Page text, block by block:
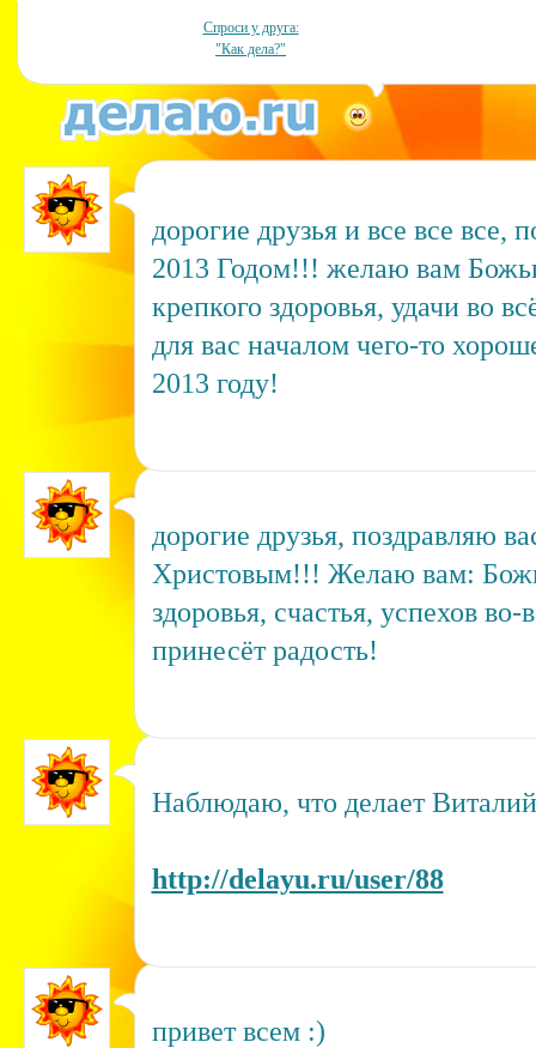
Спроси у друга:
"Как дела?"
дорогие друзья и все все все,
2013 Годом!!! желаю вам
крепкого здоровья, удачи во
для вас началом чего-то
2013 году!
дорогие друзья, поздравляю
Христовым!!! Желаю вам:
здоровья, счастья, успехов во-
принесёт радость!
Наблюдаю, что делает
http://delayu.ru/user/88
привет всем :)